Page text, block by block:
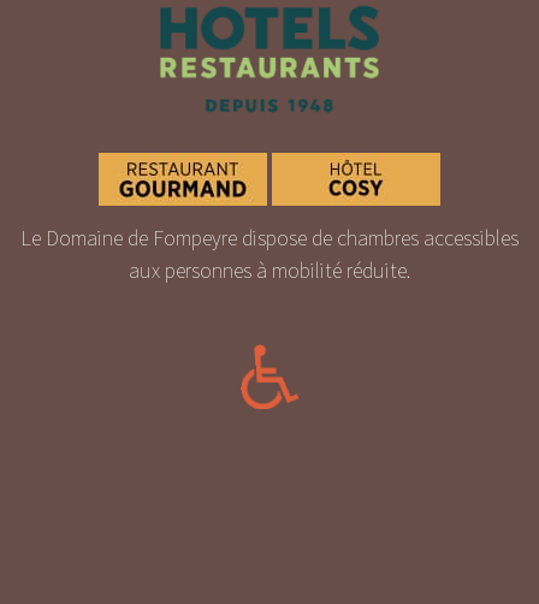
Le Domaine de Fompeyre dispose de chambres accessibles
aux personnes à mobilité réduite.